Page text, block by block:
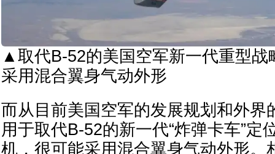
▲取代B-52的美国空军新一代重型战
采用混合翼身气动外形
而从目前美国空军的发展规划和外界
用于取代B-52的新一代“炸弹卡车”定
机，很可能采用混合翼身气动外形。